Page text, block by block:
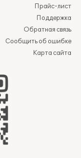
Прайс-лист
Поддержка
Обратная связь
Сообщить об ошибке
Карта сайта